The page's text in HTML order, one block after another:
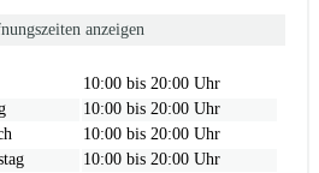
anzeigen
10:00 bis 20:00 Uhr
10:00 bis 20:00 Uhr
10:00 bis 20:00 Uhr
10:00 bis 20:00 Uhr